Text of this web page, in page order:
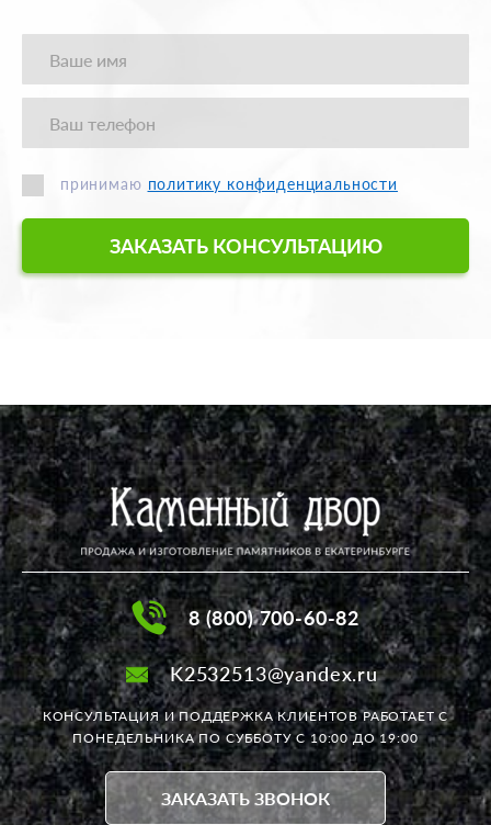
принимаю политику конфиденциальности
ЗАКАЗАТЬ КОНСУЛЬТАЦИЮ
8 (800) 700-60-82
K2532513@yandex.ru
КОНСУЛЬТАЦИЯ И ПОДДЕРЖКА КЛИЕНТОВ РАБОТАЕТС
ПОНЕДЕЛЬНИКА ПО СУББОТУ С 10:00 ДО 19:00
ЗАКАЗАТЬ ЗВОНОК